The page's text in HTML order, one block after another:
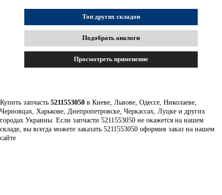
Топ других складов
Подобрать аналоги
Просмотреть применение
Купить запчасть 5211553050 в Киеве, Львове, Одессе, Николаеве,
Черновцах, Харькове, Днепропетровске, Черкассах, Луцке и других
городах Украины. Если запчасти 5211553050 не окажется на нашем
складе, вы всегда можете заказать 5211553050 оформив заказ на нашем
сайте